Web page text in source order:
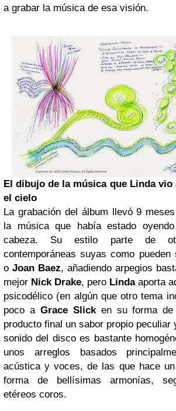
a grabar la música de esa visión.
El dibujo de la música que Linda vio
el cielo
La grabación del álbum llevó 9
la música que había estado
cabeza. Su estilo parte de
contemporáneas suyas como pueden
o Joan Baez, añadiendo arpegios
mejor Nick Drake, pero Linda aporta
psicodélico (en algún que otro tema
poco a Grace Slicken su forma de
producto final un sabor propio peculiar
sonido del disco es bastante
unos arreglos basados
acústica y voces, de las que hace
forma de bellísimas armonías,
etéreos coros.